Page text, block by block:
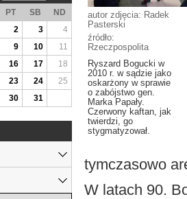
autor zdjęcia: Radek
Pasterski
źródło:
Rzeczpospolita
Ryszard Bogucki w
2010 r. w sądzie jako
oskarżony w sprawie
o zabójstwo gen.
Marka Papały.
Czerwony kaftan, jak
twierdzi, go
stygmatyzował.
tymczasowo
W latach 90.
PT SB
ND
2 3
4
9 10
11
16 17
18
23 24
25
30 31